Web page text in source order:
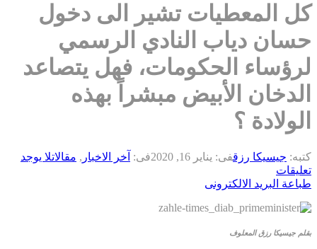
كل المعطيات تشير الى دخول
حسان دياب النادي الرسمي
لرؤساء الحكومات، فهل يتصاعد
الدخان الأبيض مبشراً بهذه
الولادة ؟
كتبه: جيسيكا رزقفى: يناير 16, 2020 فى: آخر الاخبار , مقالاتلا يوجد
تعليقات
طباعة البريد الالكترونى
بقلم جيسيكا رزق المعلوف